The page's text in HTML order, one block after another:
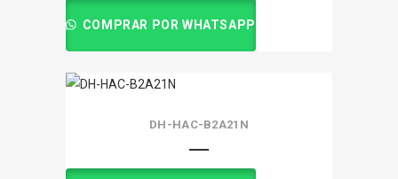
COMPRAR POR WHATSAPP
DH-HAC-B2A21N